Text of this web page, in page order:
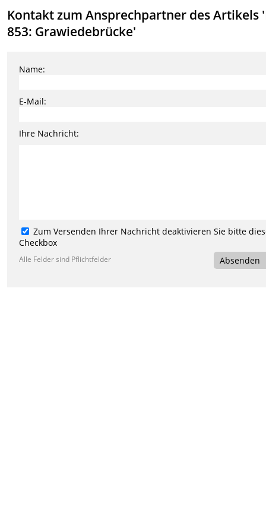
Kontakt zum Ansprechpartner des Artikels
853: Grawiedebrücke'
Name:
E-Mail:
Ihre Nachricht:
Zum Versenden Ihrer Nachricht deaktivieren Sie bitte
Checkbox
Alle Felder sind Pflichtfelder Absenden